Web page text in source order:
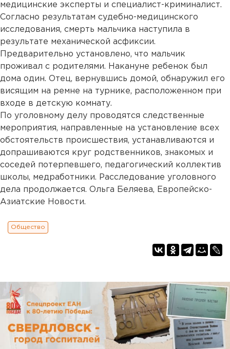
медицинские эксперты и специалист-криминалист.
Согласно результатам судебно-медицинского
исследования, смерть мальчика наступила в
результате механической асфиксии.
Предварительно установлено, что мальчик
проживал с родителями. Накануне ребенок был
дома один. Отец, вернувшись домой, обнаружил его
висящим на ремне на турнике, расположенном при
входе в детскую комнату.
По уголовному делу проводятся следственные
мероприятия, направленные на установление всех
обстоятельств происшествия, устанавливаются и
допрашиваются круг родственников, знакомых и
соседей потерпевшего, педагогический коллектив
школы, медработники. Расследование уголовного
дела продолжается. Ольга Беляева, Европейско-
Азиатские Новости.
Общество